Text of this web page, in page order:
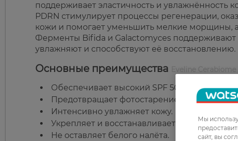
поддерживает эластичность и увлажнённость
PDRN стимулирует процессы регенерации,
кожи и помогает уменьшить мелкие морщины,
Ферменты Bifida и Galactomyces
увлажняют и способствуют её восстановлению.
Основные преимущества Eveline Cerabiome
Обеспечивает высокий SPF 50 PA++++
Предотвращает фотостарение и
Интенсивно увлажняет кожу.
Укрепляет и восстанавливает кожный
Не оставляет белого налёта.
Мы
сайт, вы